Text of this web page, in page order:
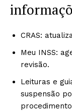
CRAS:
Meu INSS:
revisão.
Leituras e
suspensão